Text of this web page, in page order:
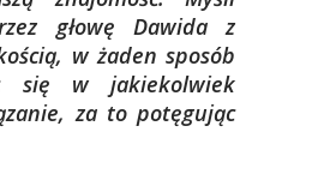
głowę Dawida z
w żaden sposób
się w jakiekolwiek
za to potęgując